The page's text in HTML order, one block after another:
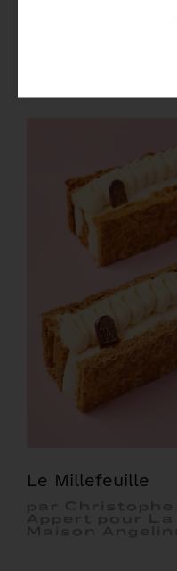
Le Millefeuille